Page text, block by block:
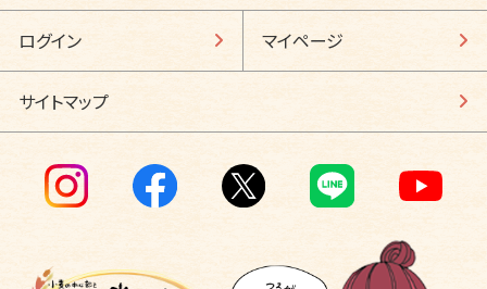
ログイン マイページ
サイトマップ